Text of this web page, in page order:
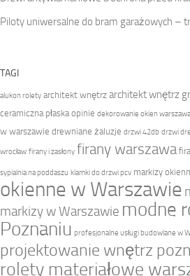
Piloty uniwersalne do bram garażowych –
TAGI
alukon rolety architekt wnętrz architekt wnętrz
ceramiczna płaska opinie dekorowanie okien warszawa
w warszawie drewniane żaluzje drzwi 42db drzwi
wrocław firany i zasłony firany warszawa
sypialnia na poddaszu klamki do drzwi pcv markizy
okienne w Warszawie
markizy w Warszawie modne
Poznaniu profesjonalne usługi budowlane w
projektowanie wnętrz
rolety materiałowe